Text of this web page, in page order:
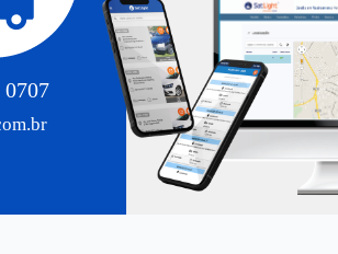
0707